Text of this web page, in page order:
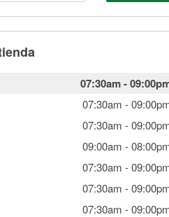
07:30am-
07:30am -
07:30am -
09:00am -
07:30am -
07:30am -
07:30am -